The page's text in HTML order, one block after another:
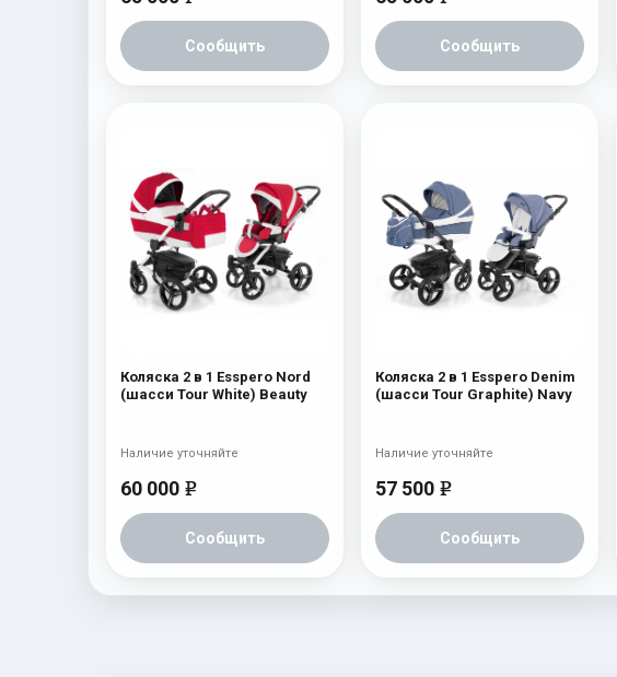
Сообщить Сообщить
Коляска 2 в 1 Esspero Nord
(шасси Tour White) Beauty
60 000 e
Сообщить
Наличие уточняйте
Коляска 2 в 1 Esspero Denim
(шасси Tour Graphite) Navy
57 500 e
Сообщить
Наличие уточняйте